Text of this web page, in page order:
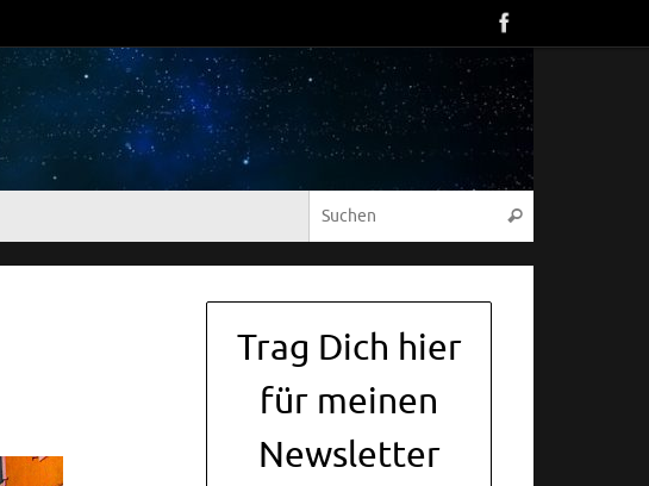
Suchen
Trag Dich hier
für meinen
Newsletter